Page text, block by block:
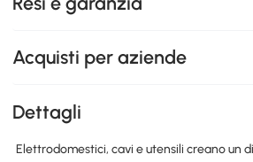
Acquisti per aziende
Dettagli
Elettrodomestici, cavi e utensili creano un